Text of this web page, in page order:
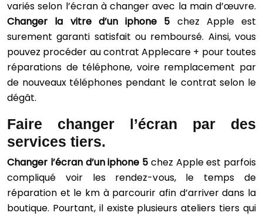
variés selon l’écran à changer avec la main d’œuvre.
Changer la vitre d’un iphone 5 chez Apple est
surement garanti satisfait ou remboursé. Ainsi, vous
pouvez procéder au contrat Applecare + pour toutes
réparations de téléphone, voire remplacement par
de nouveaux téléphones pendant le contrat selon le
dégât.
Faire changer l’écran par des
services tiers.
Changer l’écran d’un iphone 5 chez Apple est parfois
compliqué voir les rendez-vous, le temps de
réparation et le km à parcourir afin d’arriver dans la
boutique. Pourtant, il existe plusieurs ateliers tiers qui